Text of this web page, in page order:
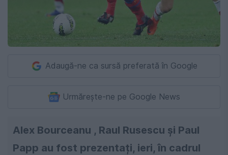
Adaugă-ne ca sursă preferată în Google
Urmărește-ne pe Google News
Alex Bourceanu , Raul Rusescu și Paul
Papp au fost prezentați, ieri, în cadrul